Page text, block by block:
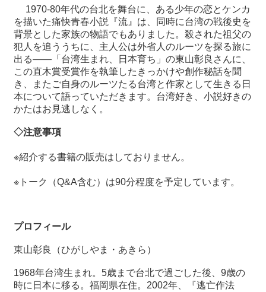
ム
サ
イ
ト
マ
ッ
プ
1970-80年代の台北を舞台に、ある少年の恋とケンカ
を描いた痛快青春小説『流』は、同時に台湾の戦後史を
背景とした家族の物語でもありました。殺された祖父の
犯人を追ううちに、主人公は外省人のルーツを探る旅に
出る――「台湾生まれ、日本育ち」の東山彰良さんに、
この直木賞受賞作を執筆したきっかけや創作秘話を聞
き、またご自身のルーツたる台湾と作家として生きる日
本について語っていただきます。台湾好き、小説好きの
かたはお見逃しなく。
◇注意事項
※紹介する書籍の販売はしておりません。
※トーク（Q&A含む）は90分程度を予定しています。
プロフィール
東山彰良（ひがしやま・あきら）
1968年台湾生まれ。 5歳まで台北で過ごした後、 9歳の
時に日本に移る。福岡県在住。 2002年、『逃亡作法